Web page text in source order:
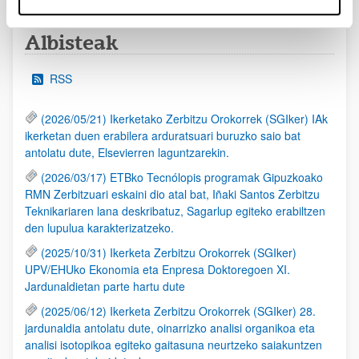
Albisteak
RSS
(2026/05/21) Ikerketako Zerbitzu Orokorrek (SGIker) IAk
ikerketan duen erabilera arduratsuari buruzko saio bat
antolatu dute, Elsevierren laguntzarekin.
(2026/03/17) ETBko Tecnólopis programak Gipuzkoako
RMN Zerbitzuari eskaini dio atal bat, Iñaki Santos Zerbitzu
Teknikariaren lana deskribatuz, Sagarlup egiteko erabiltzen
den lupulua karakterizatzeko.
(2025/10/31) Ikerketa Zerbitzu Orokorrek (SGIker)
UPV/EHUko Ekonomia eta Enpresa Doktoregoen XI.
Jardunaldietan parte hartu dute
(2025/06/12) Ikerketa Zerbitzu Orokorrek (SGIker) 28.
jardunaldia antolatu dute, oinarrizko analisi organikoa eta
analisi isotopikoa egiteko gaitasuna neurtzeko saiakuntzen